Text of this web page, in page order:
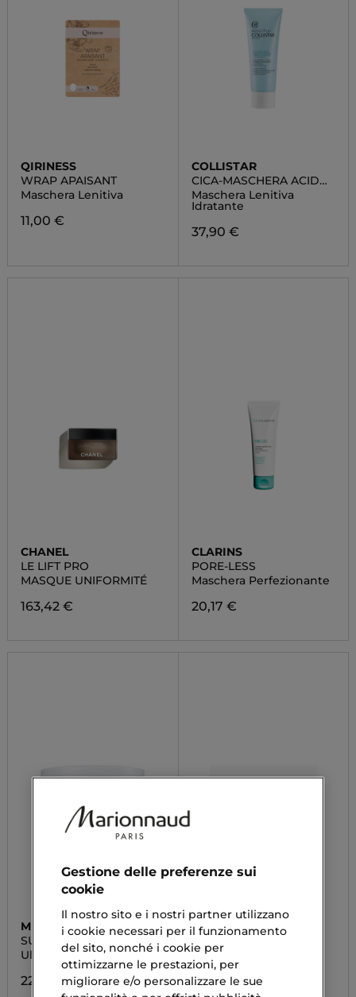
QIRINESS
WRAP APAISANT
Maschera Lenitiva
11,00 €
COLLISTAR
CICA-MASCHERA ACIDO
IALURONICO +
MADECASSOSIDE
Maschera Lenitiva
Idratante
37,90 €
CHANEL
LE LIFT PRO
MASQUE UNIFORMITÉ
163,42 €
CLARINS
PORE-LESS
Maschera Perfezionante
20,17 €
MISSHA
SUPER AQUA
Ultra Hyalron Toner Pads
22,19 €
MESAUDA
MATTEREALIST
Maschera Levigante
18,13 €
Gestione delle preferenze sui
cookie
Il nostro sito e i nostri partner utilizzano
i cookie necessari per il funzionamento
del sito, nonché i cookie per
ottimizzarne le prestazioni, per
migliorare e/o personalizzare le sue